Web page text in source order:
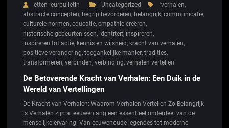
etten-leurbulletin Uncategorized 'verhalen,
abstracte concepten, begrip bevorderen, belangrijk, communicatie,
culturele normen, educatie, empathie creëren,
historische gebeurtenissen, identiteit, inspireren,
inspireren tot actie, kennis en wijsheid, kracht van verhalen,
positieve verandering, toegankelijke manier, tradities,
transformeren, verbinden, verbinding, verhalen vertellen
De Betoverende Kracht van Verhalen: Een Duik in de
Wereld van Vertellingen
De Kracht van Verhalen: Waarom Verhalen Vertellen Zo Belangrijk
is Verhalen zijn al eeuwenlang een essentieel onderdeel van de
menselijke ervaring. Van eeuwenoude legendes tot moderne